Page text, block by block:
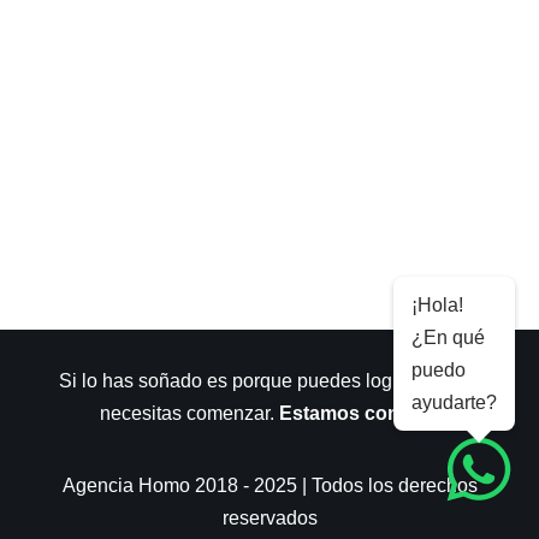
Si lo has soñado es porque puedes lograrlo. Sólo
necesitas comenzar. Estamos contigo.
Agencia Homo 2018 - 2025 | Todos los derechos
reservados
¡Hola!
¿En qué
puedo
ayudarte?